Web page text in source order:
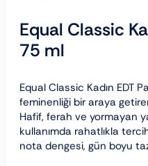
Equal Classic
75 ml
Equal Classic Kadın EDT
feminenliği bir araya
Hafif, ferah ve yormayan
kullanımda rahatlıkla
nota dengesi, gün boyu